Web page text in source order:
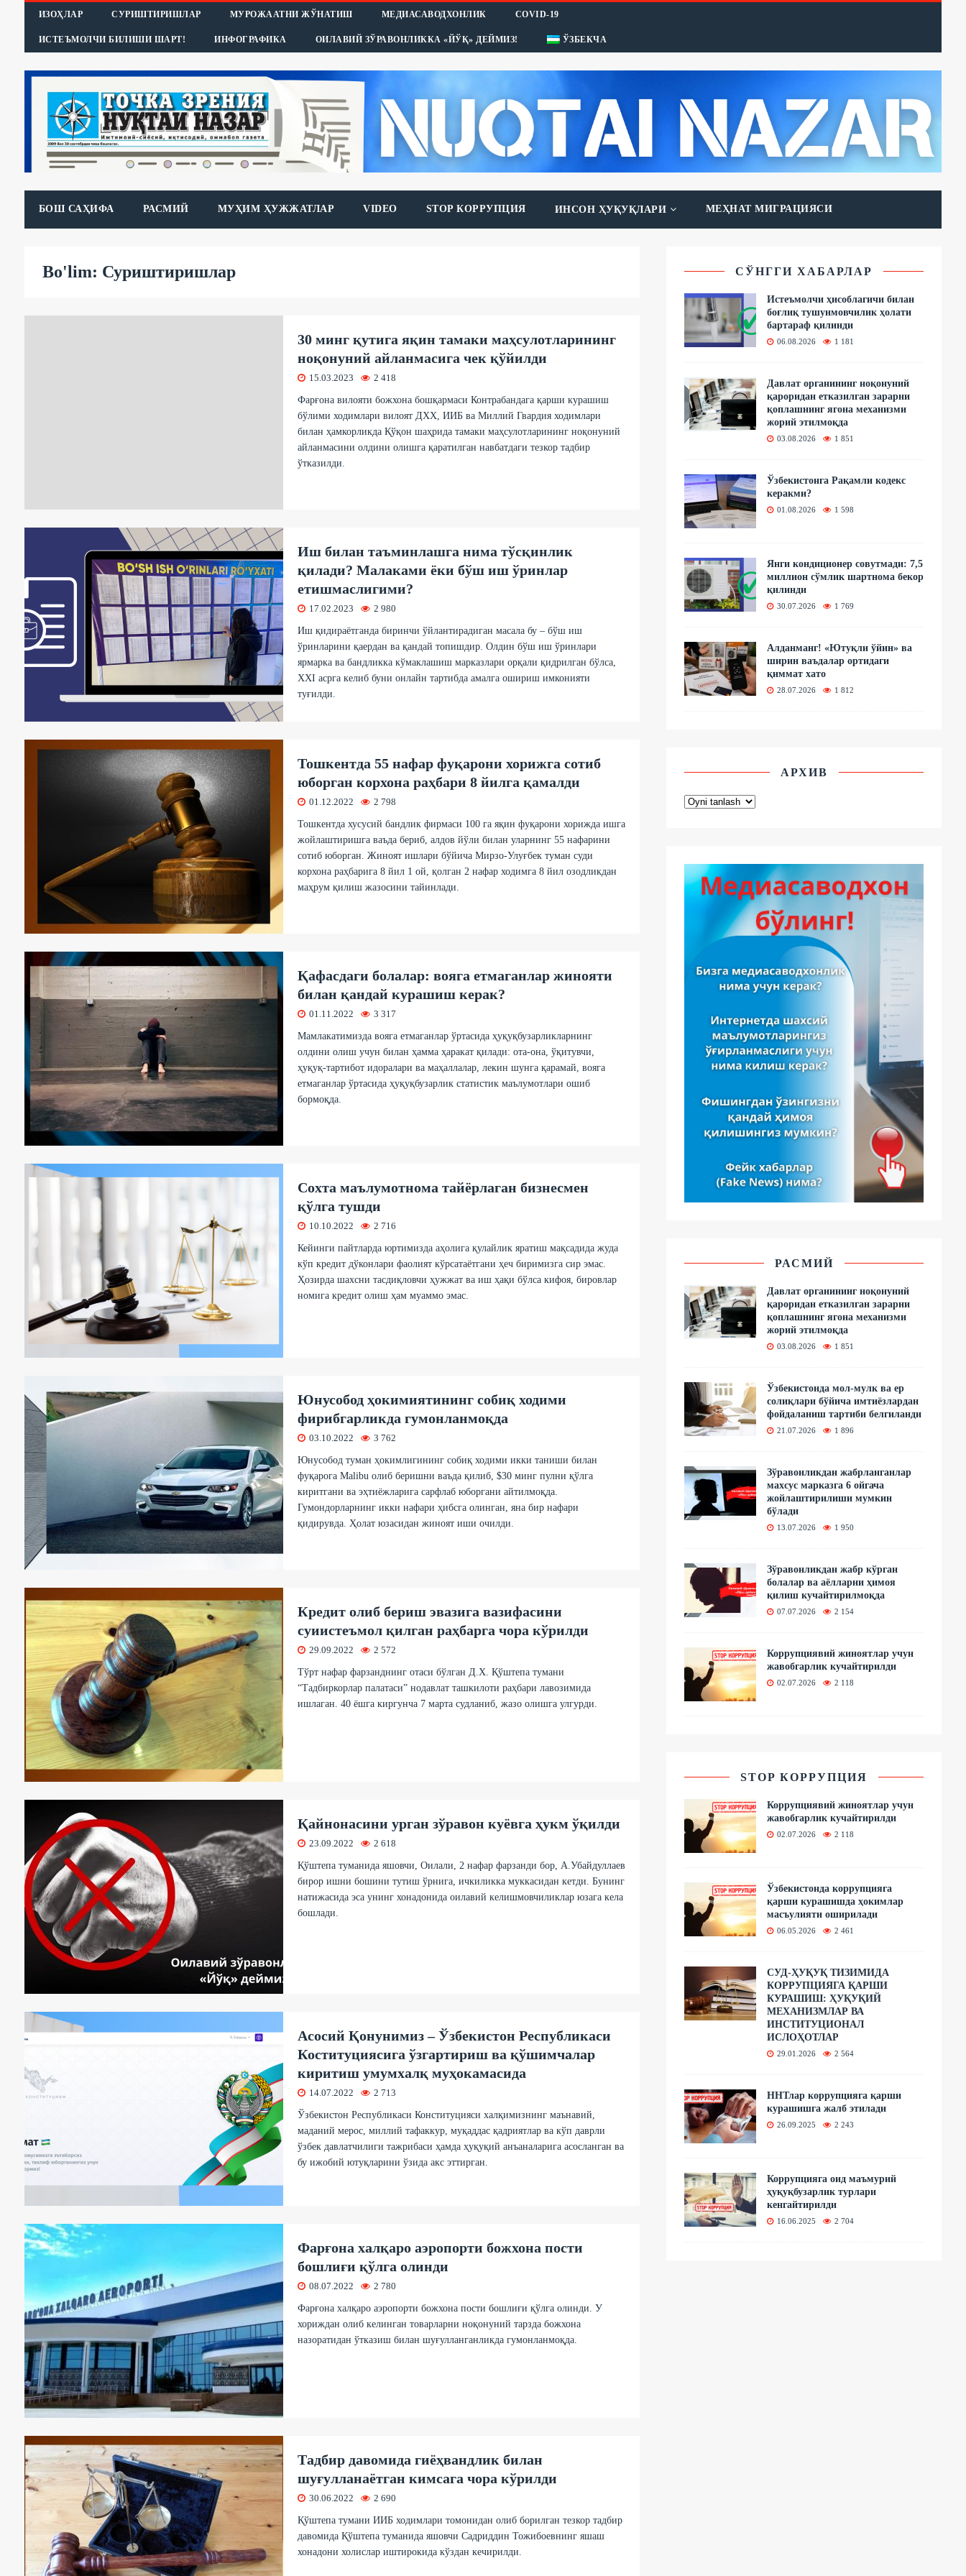
ИЗОҲЛАР СУРИШТИРИШЛАР МУРОЖААТНИ ЖЎНАТИШ МЕДИАСАВОДХОНЛИК COVID-19
ИСТЕЪМОЛЧИ БИЛИШИ ШАРТ! ИНФОГРАФИКА ОИЛАВИЙ ЗЎРАВОНЛИККА «ЙЎҚ» ДЕЙМИЗ! ЎЗБЕКЧА
БОШ САҲИФА РАСМИЙ МУҲИМ ҲУЖЖАТЛАР VIDEO STOP КОРРУПЦИЯ ИНСОН ҲУҚУҚЛАРИ МЕҲНАТ МИГРАЦИЯСИ
Bo'lim: Суриштиришлар
30 минг қутига яқин тамаки маҳсулотларининг
ноқонуний айланмасига чек қўйилди
15.03.2023 2 418
Фарғона вилояти божхона бошқармаси Контрабандага қарши курашиш
бўлими ходимлари вилоят ДХХ, ИИБ ва Миллий Гвардия ходимлари
билан ҳамкорликда Қўқон шаҳрида тамаки маҳсулотларининг ноқонуний
айланмасини олдини олишга қаратилган навбатдаги тезкор тадбир
ўтказилди.
Иш билан таъминлашга нима тўсқинлик
қилади? Малаками ёки бўш иш ўринлар
етишмаслигими?
17.02.2023 2 980
Иш қидираётганда биринчи ўйлантирадиган масала бу – бўш иш
ўринларини қаердан ва қандай топишдир. Олдин бўш иш ўринлари
ярмарка ва бандликка кўмаклашиш марказлари орқали қидрилган бўлса,
XXI асрга келиб буни онлайн тартибда амалга ошириш имконияти
туғилди.
Тошкентда 55 нафар фуқарони хорижга сотиб
юборган корхона раҳбари 8 йилга қамалди
01.12.2022 2 798
Тошкентда хусусий бандлик фирмаси 100 га яқин фуқарони хорижда ишга
жойлаштиришга ваъда бериб, алдов йўли билан уларнинг 55 нафарини
сотиб юборган. Жиноят ишлари бўйича Мирзо-Улуғбек туман суди
корхона раҳбарига 8 йил 1 ой, қолган 2 нафар ходимга 8 йил озодликдан
маҳрум қилиш жазосини тайинлади.
Қафасдаги болалар: вояга етмаганлар жинояти
билан қандай курашиш керак?
01.11.2022 3 317
Мамлакатимизда вояга етмаганлар ўртасида ҳуқуқбузарликларнинг
олдини олиш учун билан ҳамма ҳаракат қилади: ота-она, ўқитувчи,
ҳуқуқ-тартибот идоралари ва маҳаллалар, лекин шунга қарамай, вояга
етмаганлар ўртасида ҳуқуқбузарлик статистик маълумотлари ошиб
бормоқда.
Сохта маълумотнома тайёрлаган бизнесмен
қўлга тушди
10.10.2022 2 716
Кейинги пайтларда юртимизда аҳолига қулайлик яратиш мақсадида жуда
кўп кредит дўконлари фаолият кўрсатаётгани ҳеч биримизга сир эмас.
Ҳозирда шахсни тасдиқловчи ҳужжат ва иш ҳақи бўлса кифоя, бировлар
номига кредит олиш ҳам муаммо эмас.
Юнусобод ҳокимиятининг собиқ ходими
фирибгарликда гумонланмоқда
03.10.2022 3 762
Юнусобод туман ҳокимлигининг собиқ ходими икки таниши билан
фуқарога Malibu олиб беришни ваъда қилиб, $30 минг пулни қўлга
киритгани ва эҳтиёжларига сарфлаб юборгани айтилмоқда.
Гумондорларнинг икки нафари ҳибсга олинган, яна бир нафари
қидирувда. Ҳолат юзасидан жиноят иши очилди.
Кредит олиб бериш эвазига вазифасини
суиистеъмол қилган раҳбарга чора кўрилди
29.09.2022 2 572
Тўрт нафар фарзанднинг отаси бўлган Д.Х. Қўштепа тумани
“Тадбиркорлар палатаси” нодавлат ташкилоти раҳбари лавозимида
ишлаган. 40 ёшга киргунча 7 марта судланиб, жазо олишга улгурди.
Қайнонасини урган зўравон куёвга ҳукм ўқилди
23.09.2022 2 618
Қўштепа туманида яшовчи, Оилали, 2 нафар фарзанди бор, А.Убайдуллаев
бирор ишни бошини тутиш ўрнига, ичкиликка муккасидан кетди. Бунинг
натижасида эса унинг хонадонида оилавий келишмовчиликлар юзага кела
бошлади.
Асосий Қонунимиз – Ўзбекистон Республикаси
Коституциясига ўзгартириш ва қўшимчалар
киритиш умумхалқ муҳокамасида
14.07.2022 2 713
Ўзбекистон Республикаси Конституцияси халқимизнинг маънавий,
маданий мерос, миллий тафаккур, муқаддас қадриятлар ва кўп даврли
ўзбек давлатчилиги тажрибаси ҳамда ҳуқуқий анъаналарига асосланган ва
бу ижобий ютуқларини ўзида акс эттирган.
Фарғона халқаро аэропорти божхона пости
бошлиғи қўлга олинди
08.07.2022 2 780
Фарғона халқаро аэропорти божхона пости бошлиғи қўлга олинди. У
хориждан олиб келинган товарларни ноқонуний тарзда божхона
назоратидан ўтказиш билан шуғулланганликда гумонланмоқда.
Тадбир давомида гиёҳвандлик билан
шуғулланаётган кимсага чора кўрилди
30.06.2022 2 690
Қўштепа тумани ИИБ ходимлари томонидан олиб борилган тезкор тадбир
давомида Қўштепа туманида яшовчи Садриддин Тожибоевнинг яшаш
хонадони холислар иштирокида кўздан кечирилди.
СЎНГГИ ХАБАРЛАР
Истеъмолчи ҳисоблагичи билан
боғлиқ тушунмовчилик ҳолати
бартараф қилинди
06.08.2026 1 181
Давлат органининг ноқонуний
қароридан етказилган зарарни
қоплашнинг ягона механизми
жорий этилмоқда
03.08.2026 1 851
Ўзбекистонга Рақамли кодекс
керакми?
01.08.2026 1 598
Янги кондиционер совутмади: 7,5
миллион сўмлик шартнома бекор
қилинди
30.07.2026 1 769
Алданманг! «Ютуқли ўйин» ва
ширин ваъдалар ортидаги
қиммат хато
28.07.2026 1 812
АРХИВ
РАСМИЙ
Давлат органининг ноқонуний
қароридан етказилган зарарни
қоплашнинг ягона механизми
жорий этилмоқда
03.08.2026 1 851
Ўзбекистонда мол-мулк ва ер
солиқлари бўйича имтиёзлардан
фойдаланиш тартиби белгиланди
21.07.2026 1 896
Зўравонликдан жабрланганлар
махсус марказга 6 ойгача
жойлаштирилиши мумкин
бўлади
13.07.2026 1 950
Зўравонликдан жабр кўрган
болалар ва аёлларни ҳимоя
қилиш кучайтирилмоқда
07.07.2026 2 154
Коррупциявий жиноятлар учун
жавобгарлик кучайтирилди
02.07.2026 2 118
STOP КОРРУПЦИЯ
Коррупциявий жиноятлар учун
жавобгарлик кучайтирилди
02.07.2026 2 118
Ўзбекистонда коррупцияга
қарши курашишда ҳокимлар
масъулияти оширилади
06.05.2026 2 461
СУД-ҲУҚУҚ ТИЗИМИДА
КОРРУПЦИЯГА ҚАРШИ
КУРАШИШ: ҲУҚУҚИЙ
МЕХАНИЗМЛАР ВА
ИНСТИТУЦИОНАЛ
ИСЛОҲОТЛАР
29.01.2026 2 564
ННТлар коррупцияга қарши
курашишга жалб этилади
26.09.2025 2 243
Коррупцияга оид маъмурий
ҳуқуқбузарлик турлари
кенгайтирилди
16.06.2025 2 704